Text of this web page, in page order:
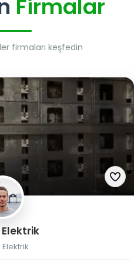
Firmalar
firmaları keşfedin